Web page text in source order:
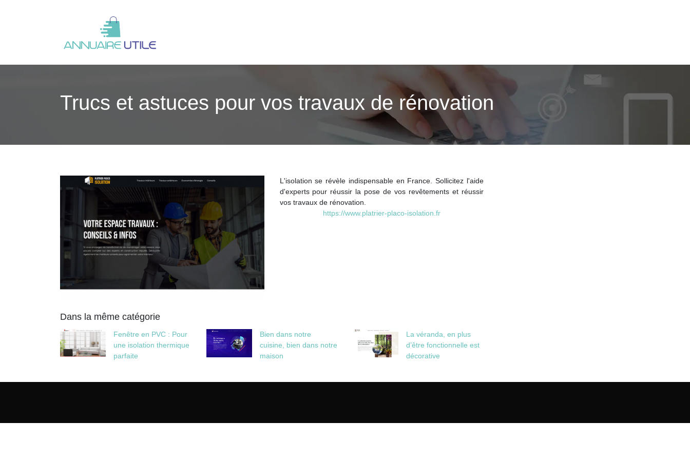
Trucs et astuces pour vos travaux de rénovation
L'isolation se révèle indispensable en France. Sollicitez l'aide
d'experts pour réussir la pose de vos revêtements et réussir
vos travaux de rénovation.
https://www.platrier-placo-isolation.fr
Dans la même catégorie
Fenêtre en PVC : Pour
une isolation thermique
parfaite
Bien dans notre
cuisine, bien dans notre
maison
La véranda, en plus
d’être fonctionnelle est
décorative